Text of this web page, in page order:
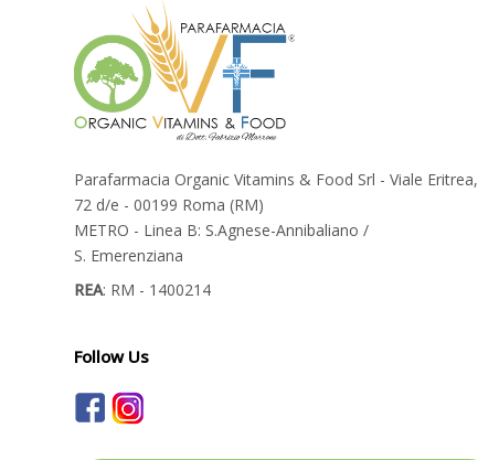
Parafarmacia Organic Vitamins & Food Srl - Viale Eritrea,
72 d/e - 00199 Roma (RM)
METRO - Linea B: S.Agnese-Annibaliano /
S. Emerenziana
REA: RM - 1400214
Follow Us